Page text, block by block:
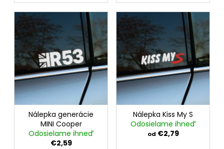
Nálepka generácie
MINI Cooper
Odosielame ihneď
€2,59
Nálepka Kiss My S
Odosielame ihneď
od €2,79